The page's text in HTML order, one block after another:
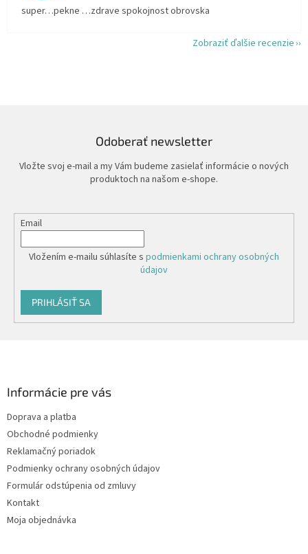
super…pekne …zdrave spokojnost obrovska
Zobraziť ďalšie recenzie
Odoberať newsletter
Vložte svoj e-mail a my Vám budeme zasielať informácie o nových
produktoch na našom e-shope.
Email
Vložením e-mailu súhlasíte s podmienkami ochrany osobných
údajov
PRIHLÁSIŤ SA
Informácie pre vás
Doprava a platba
Obchodné podmienky
Reklamačný poriadok
Podmienky ochrany osobných údajov
Formulár odstúpenia od zmluvy
Kontakt
Moja objednávka